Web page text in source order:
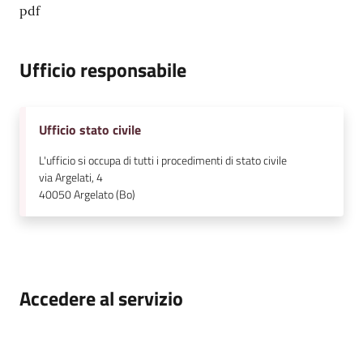
pdf
Ufficio responsabile
Ufficio stato civile
L'ufficio si occupa di tutti i procedimenti di stato civile
via Argelati, 4
40050Argelato (Bo)
Accedere al servizio